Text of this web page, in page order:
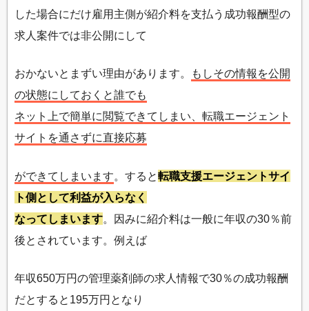
した場合にだけ雇用主側が紹介料を支払う成功報酬型の
求人案件では非公開にして
おかないとまずい理由があります。
もしその情報を公開
の状態にしておくと誰でも
ネット上で簡単に閲覧できてしまい、転職エージェント
サイトを通さずに直接応募
ができてしまいます。すると転職支援エージェントサイ
ト側として利益が入らなく
なってしまいます。因みに紹介料は一般に年収の30％前
後とされています。例えば
年収650万円の管理薬剤師の求人情報で30％の成功報酬
だとすると195万円となり